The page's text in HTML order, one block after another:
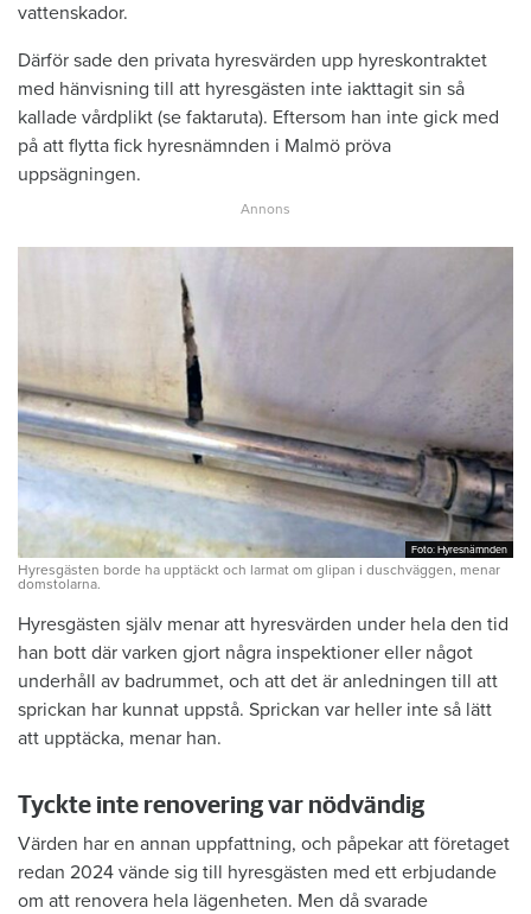
vattenskador.
Därför sade den privata hyresvärden upp hyreskontraktet
med hänvisning till att hyresgästen inte iakttagit sin så
kallade vårdplikt (se faktaruta). Eftersom han inte gick med
på att flytta fick hyresnämnden i Malmö pröva
uppsägningen.
Foto: Hyresnämnden
Foto: Hyresnämnden
Hyresgästen borde ha upptäckt och larmat om glipan i duschväggen, menar
domstolarna.
Hyresgästen själv menar att hyresvärden under hela den tid
han bott där varken gjort några inspektioner eller något
underhåll av badrummet, och att det är anledningen till att
sprickan har kunnat uppstå. Sprickan var heller inte så lätt
att upptäcka, menar han.
Tyckte inte renovering var nödvändig
Värden har en annan uppfattning, och påpekar att företaget
redan 2024 vände sig till hyresgästen med ett erbjudande
om att renovera hela lägenheten. Men då svarade